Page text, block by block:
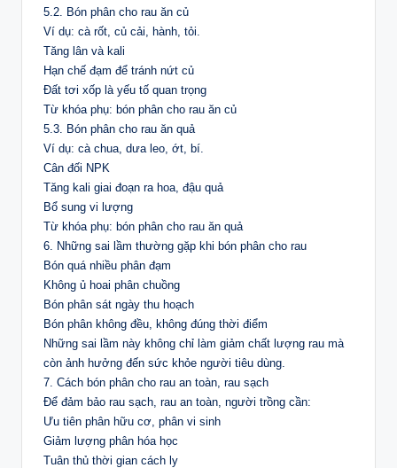
5.2. Bón phân cho rau ăn củ
Ví dụ: cà rốt, củ cải, hành, tỏi.
Tăng lân và kali
Hạn chế đạm để tránh nứt củ
Đất tơi xốp là yếu tố quan trọng
Từ khóa phụ: bón phân cho rau ăn củ
5.3. Bón phân cho rau ăn quả
Ví dụ: cà chua, dưa leo, ớt, bí.
Cân đối NPK
Tăng kali giai đoạn ra hoa, đậu quả
Bổ sung vi lượng
Từ khóa phụ: bón phân cho rau ăn quả
6. Những sai lầm thường gặp khi bón phân cho rau
Bón quá nhiều phân đạm
Không ủ hoai phân chuồng
Bón phân sát ngày thu hoạch
Bón phân không đều, không đúng thời điểm
Những sai lầm này không chỉ làm giảm chất lượng rau mà
còn ảnh hưởng đến sức khỏe người tiêu dùng.
7. Cách bón phân cho rau an toàn, rau sạch
Để đảm bảo rau sạch, rau an toàn, người trồng cần:
Ưu tiên phân hữu cơ, phân vi sinh
Giảm lượng phân hóa học
Tuân thủ thời gian cách ly